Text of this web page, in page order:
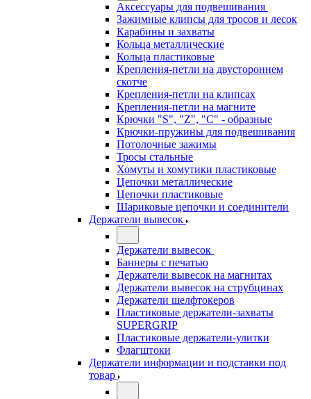
Аксессуары для подвешивания
Зажимные клипсы для тросов и лесок
Карабины и захваты
Кольца металлические
Кольца пластиковые
Крепления-петли на двустороннем
скотче
Крепления-петли на клипсах
Крепления-петли на магните
Крючки "S", "Z", "C" - образные
Крючки-пружины для подвешивания
Потолочные зажимы
Тросы стальные
Хомуты и хомутики пластиковые
Цепочки металлические
Цепочки пластиковые
Шариковые цепочки и соединители
Держатели вывесок
Держатели вывесок
Баннеры с печатью
Держатели вывесок на магнитах
Держатели вывесок на струбцинах
Держатели шелфтокеров
Пластиковые держатели-захваты
SUPERGRIP
Пластиковые держатели-улитки
Флагштоки
Держатели информации и подставки под
товар